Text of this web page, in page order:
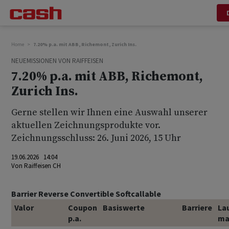
Home 7.20% p.a. mit ABB, Richemont, Zurich Ins.
NEUEMISSIONEN VON RAIFFEISEN
7.20% p.a. mit ABB, Richemont,
Zurich Ins.
Gerne stellen wir Ihnen eine Auswahl unserer
aktuellen Zeichnungsprodukte vor.
Zeichnungsschluss: 26. Juni 2026, 15 Uhr
19.06.2026 14:04
Von Raiffeisen CH
Barrier Reverse Convertible Softcallable
Valor
Coupon
p.a.
Basiswerte Barriere